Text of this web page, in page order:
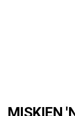
MISKIEN